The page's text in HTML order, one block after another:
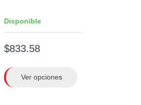
Disponible
$833.58
Ver opciones